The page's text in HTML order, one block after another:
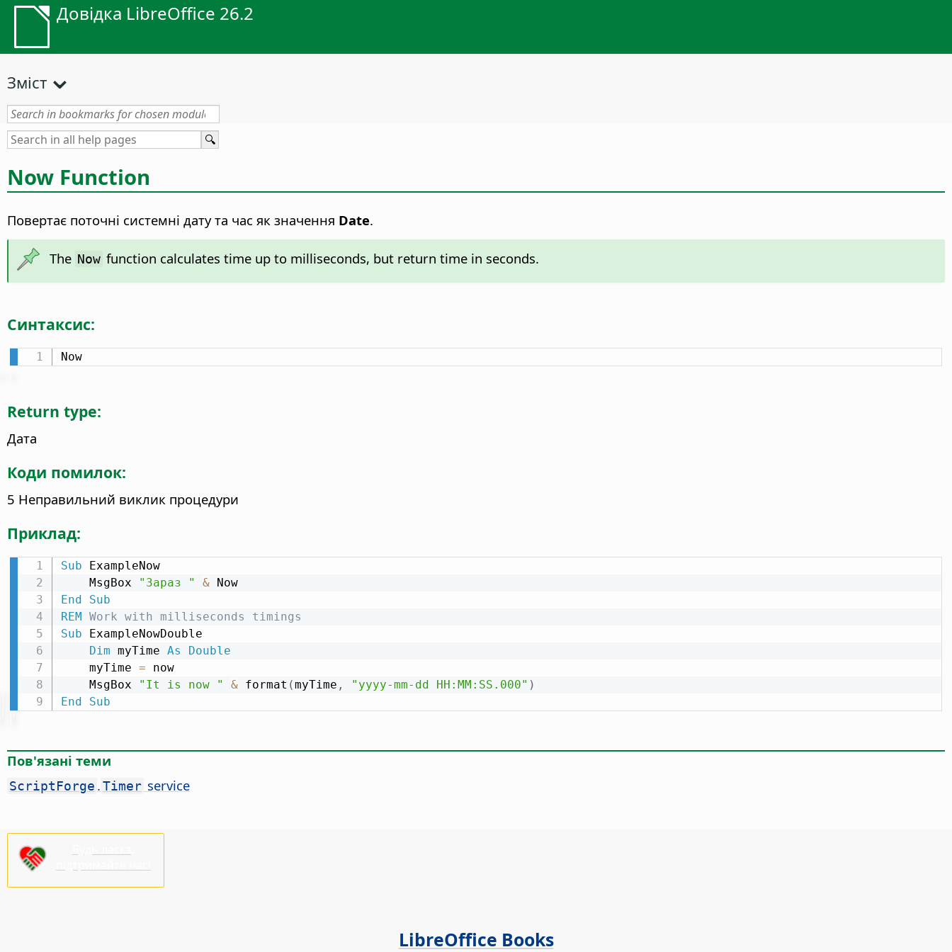
Довідка LibreOffice 26.2
Зміст
Now Function
Повертає поточні системні дату та час як значення Date.
The Now function calculates time up to milliseconds, but return time in seconds.
Синтаксис:
Now
Return type:
Дата
Коди помилок:
5 Неправильний виклик процедури
Приклад:
Sub ExampleNow
    MsgBox
"Зараз " &
Now
End
Sub
REM Work with milliseconds timings
Sub ExampleNowDouble
Dim myTime As
Double
    myTime
= now
    MsgBox
"It is now " & format (myTime , "yyyy-mm-dd HH:MM:SS.000" )
End
Sub
Пов'язані теми
ScriptForge .Timer service
LibreOffice Books